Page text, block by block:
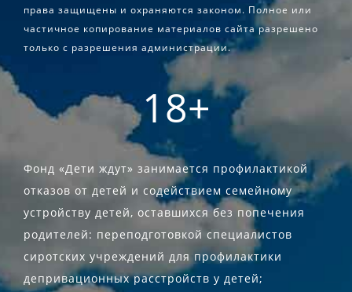
права защищены и охраняются законом. Полное или
частичное копирование материалов сайта разрешено
только с разрешения администрации.
18+
Фонд «Дети ждут» занимается профилактикой
отказов от детей и содействием семейному
устройству детей, оставшихся без попечения
родителей: переподготовкой специалистов
сиротских учреждений для профилактики
депривационных расстройств у детей;